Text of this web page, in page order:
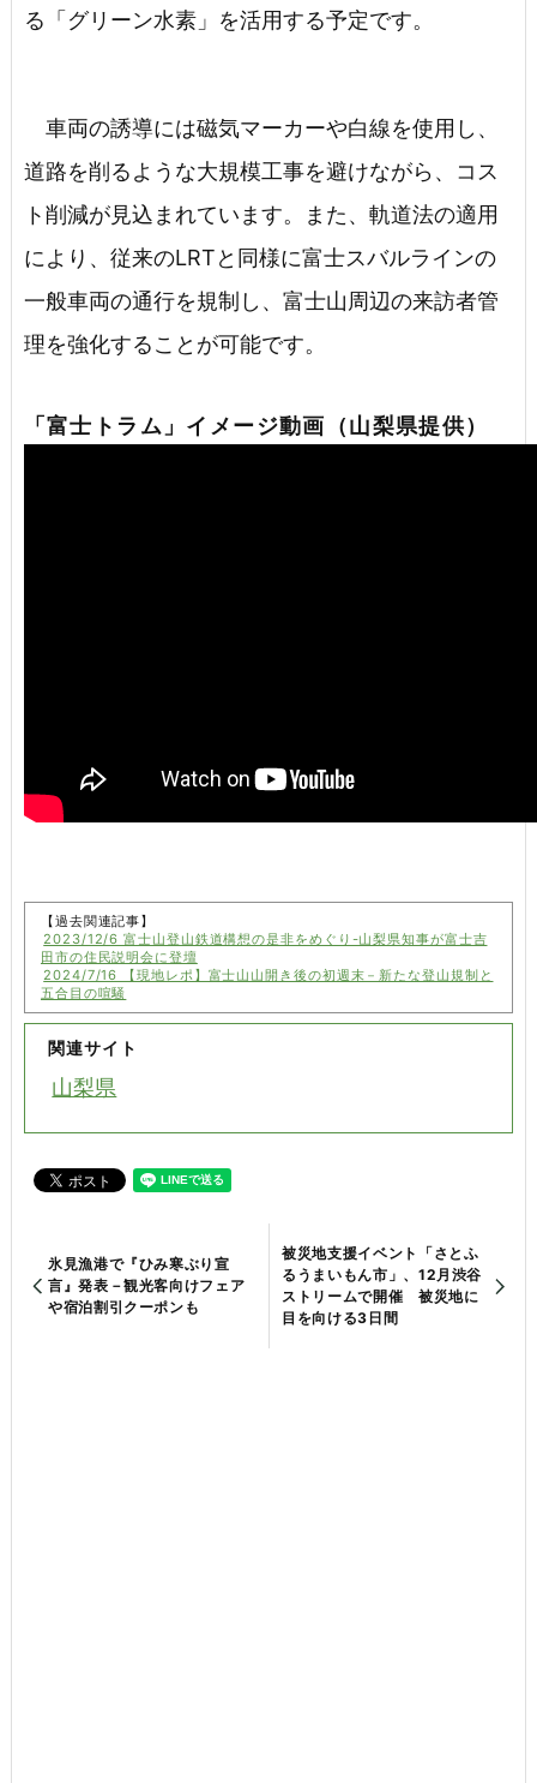
る「グリーン水素」を活用する予定です。
車両の誘導には磁気マーカーや白線を使用し、
道路を削るような大規模工事を避けながら、コス
ト削減が見込まれています。また、軌道法の適用
により、従来のLRTと同様に富士スバルラインの
一般車両の通行を規制し、富士山周辺の来訪者管
理を強化することが可能です。
「富士トラム」イメージ動画（山梨県提供）
【過去関連記事】
2023/12/6 富士山登山鉄道構想の是非をめぐり-山梨県知事が富士吉
田市の住民説明会に登壇
2024/7/16 【現地レポ】富士山山開き後の初週末－新たな登山規制と
五合目の喧騒
関連サイト
山梨県
氷見漁港で『ひみ寒ぶり宣
言』発表－観光客向けフェア
や宿泊割引クーポンも
被災地支援イベント「さとふ
るうまいもん市」、12月渋谷
ストリームで開催 被災地に
目を向ける3日間